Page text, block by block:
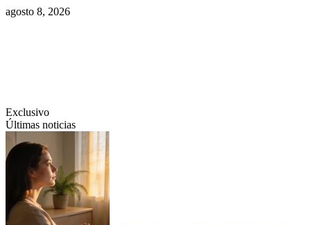
Saltar
agosto 8, 2026
Exclusivo
Últimas noticias